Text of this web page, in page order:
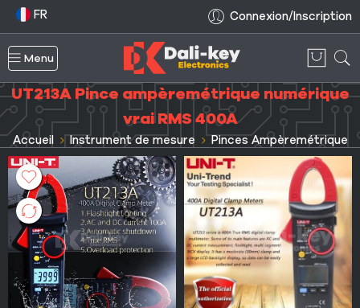
FR Connexion/Inscription
Menu
UT213A Pince ampèremétrique numérique
vrai RMS 400A
Accueil Instrument de mesure Pinces Ampèremétrique